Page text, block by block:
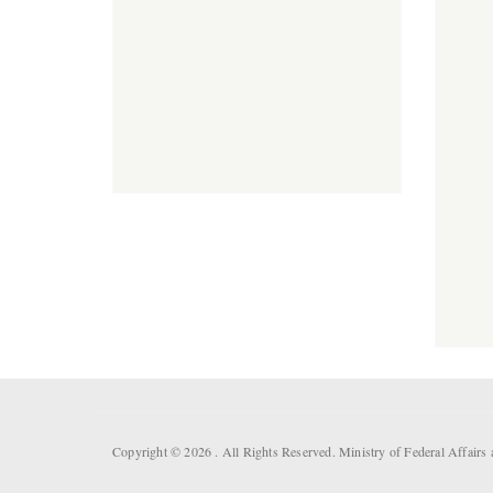
Copyright © 2026 . All Rights Reserved. Ministry of Federal Affairs